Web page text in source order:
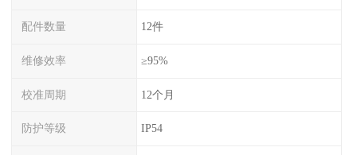
配件数量 12件
维修效率 ≥95%
校准周期 12个月
防护等级 IP54